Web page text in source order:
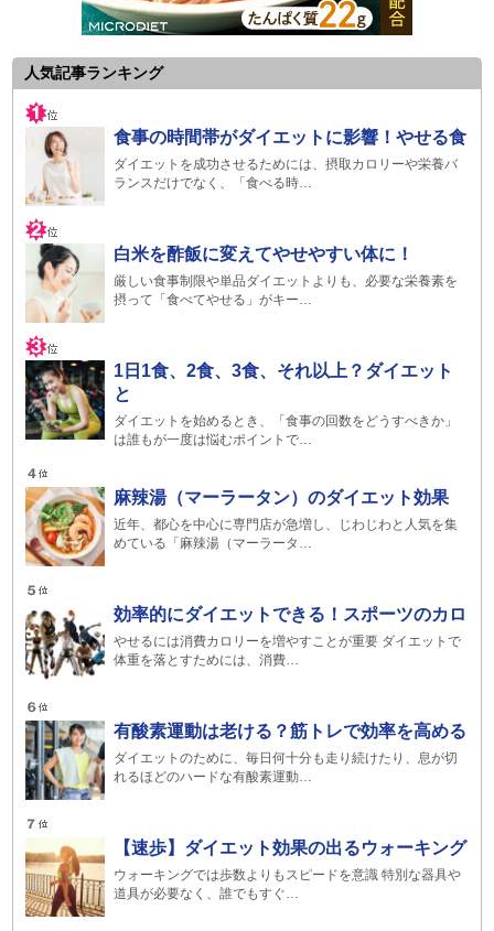
人気記事ランキング
食事の時間帯がダイエットに影響！やせる食
ダイエットを成功させるためには、摂取カロリーや栄養バ
ランスだけでなく、「食べる時…
白米を酢飯に変えてやせやすい体に！
厳しい食事制限や単品ダイエットよりも、必要な栄養素を
摂って「食べてやせる」がキー…
1日1食、2食、3食、それ以上？ダイエット
と
ダイエットを始めるとき、「食事の回数をどうすべきか」
は誰もが一度は悩むポイントで…
麻辣湯（マーラータン）のダイエット効果
近年、都心を中心に専門店が急増し、じわじわと人気を集
めている「麻辣湯（マーラータ…
効率的にダイエットできる！スポーツのカロ
やせるには消費カロリーを増やすことが重要 ダイエットで
体重を落とすためには、消費…
有酸素運動は老ける？筋トレで効率を高める
ダイエットのために、毎日何十分も走り続けたり、息が切
れるほどのハードな有酸素運動…
【速歩】ダイエット効果の出るウォーキング
ウォーキングでは歩数よりもスピードを意識 特別な器具や
道具が必要なく、誰でもすぐ…